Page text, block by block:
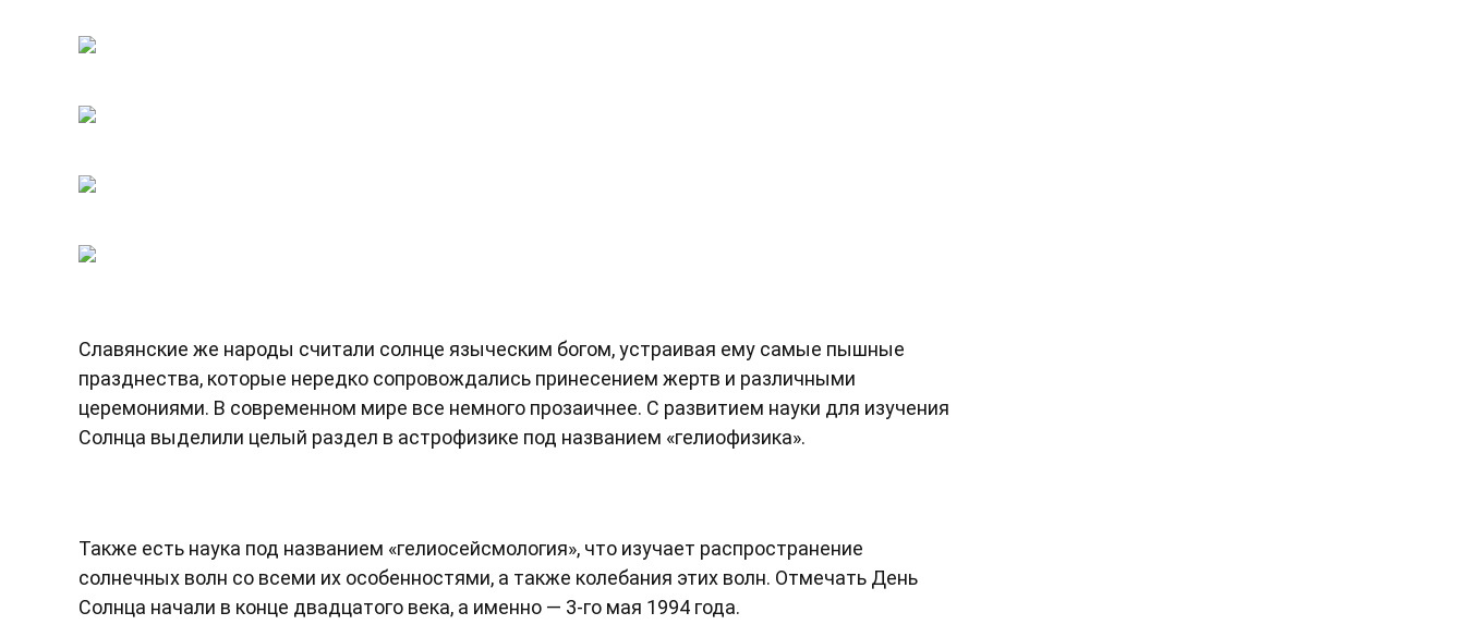
Славянские же народы считали солнце языческим богом, устраивая ему самые пышные
празднества, которые нередко сопровождались принесением жертв и различными
церемониями. В современном мире все немного прозаичнее. С развитием науки для изучения
Солнца выделили целый раздел в астрофизике под названием «гелиофизика».
Также есть наука под названием «гелиосейсмология», что изучает распространение
солнечных волн со всеми их особенностями, а также колебания этих волн. Отмечать День
Солнца начали в конце двадцатого века, а именно — 3-го мая 1994 года.